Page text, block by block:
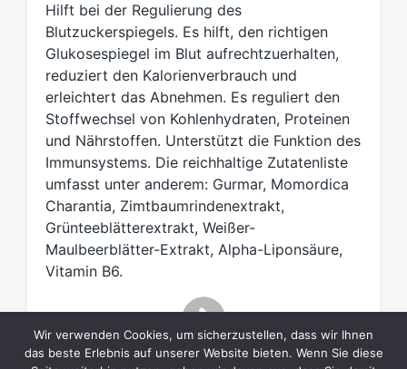
g
w
ö
r
t
e
Hilft bei der Regulierung des
Blutzuckerspiegels. Es hilft, den richtigen
Glukosespiegel im Blut aufrechtzuerhalten,
reduziert den Kalorienverbrauch und
erleichtert das Abnehmen. Es reguliert den
Stoffwechsel von Kohlenhydraten, Proteinen
und Nährstoffen. Unterstützt die Funktion des
Immunsystems. Die reichhaltige Zutatenliste
umfasst unter anderem: Gurmar, Momordica
Charantia, Zimtbaumrindenextrakt,
Grünteeblätterextrakt, Weißer-
Maulbeerblätter-Extrakt, Alpha-Liponsäure,
Vitamin B6.
Wir verwenden Cookies, um sicherzustellen, dass wir Ihnen
das beste Erlebnis auf unserer Website bieten. Wenn Sie diese